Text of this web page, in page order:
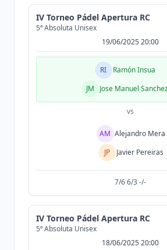
IV Torneo Pádel Apertura RC
5ª Absoluta Unisex
19/06/2025 20:00
RI
Ramón Insua
JM
Jose Manuel
vs
AM Alejandro Mera
JP
Javier Pereiras
7/6 6/3 -/-
IV Torneo Pádel Apertura RC
5ª Absoluta Unisex
18/06/2025 20:00